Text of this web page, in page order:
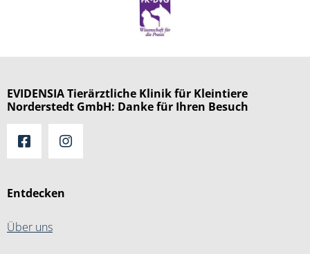
Entdecken
Über uns
EVIDENSIA Tierärztliche Klinik für Kleintiere
Norderstedt GmbH: Danke für Ihren Besuch